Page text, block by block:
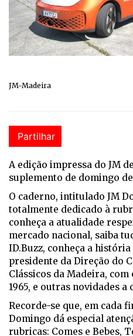
JM-Madeira
Partilhar
A edição impressa do JM
suplemento de domingo
O caderno, intitulado JM
totalmente dedicado à
conheça a atualidade
mercado nacional, saiba
ID.Buzz, conheça a
presidente da Direção do
Clássicos da Madeira, com
1965, e outras novidades a
Recorde-se que, em cada
Domingo dá especial
rubricas: Comes e Bebes,